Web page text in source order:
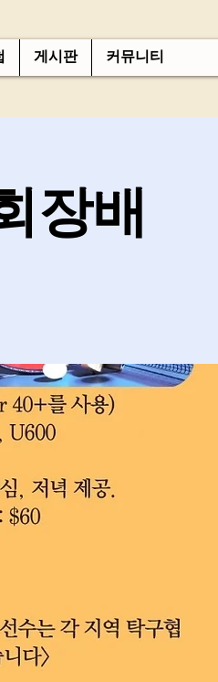
게시판 커뮤니티
장배